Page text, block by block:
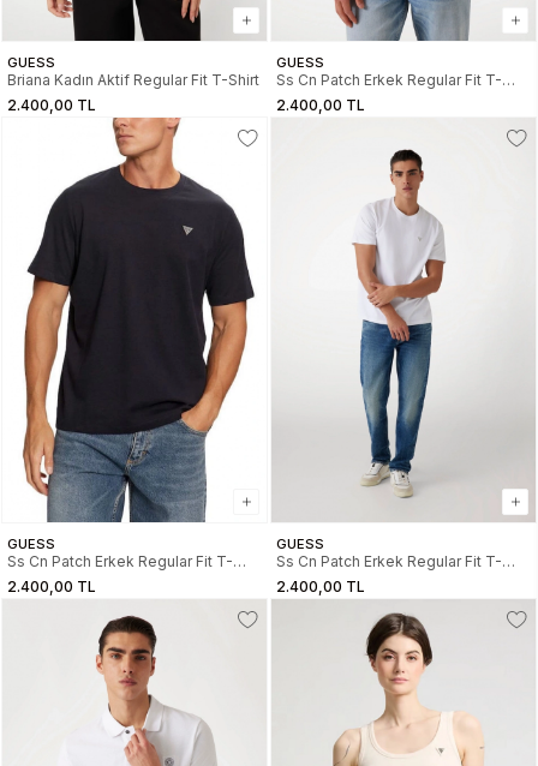
GUESS
Briana Kadın Aktif Regular Fit T-Shirt
2.400,00 TL
GUESS
Ss Cn Patch Erkek Regular Fit T-
Shirt
2.400,00 TL
GUESS
Ss Cn Patch Erkek Regular Fit T-
Shirt
2.400,00 TL
GUESS
Ss Cn Patch Erkek Regular Fit T-
Shirt
2.400,00 TL